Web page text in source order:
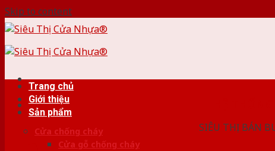
Skip to content
SIÊU THỊ BÁN
Trang chủ
Giới thiệu
Sản phẩm
Cửa chống cháy
Cửa gỗ chống cháy